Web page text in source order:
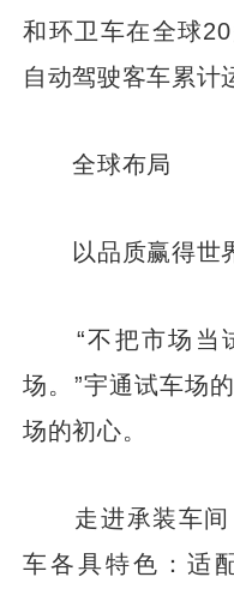
和环卫车在全球
自动驾驶客车累计
全球布局
以品质赢得世
“不把市场当
场。”宇通试车场
场的初心。
走进承装车间
车各具特色：适